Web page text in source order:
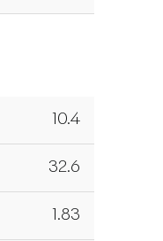
10.4
32.6
1.83